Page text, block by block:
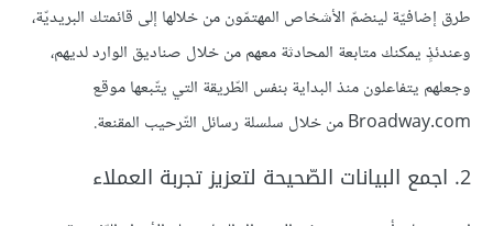
طرق إضافيّة لينضمّ الأشخاص المهتمّون من خلالها إلى قائمتك البريديّة،
وعندئذٍ يمكنك متابعة المحادثة معهم من خلال صناديق الوارد لديهم،
وجعلهم يتفاعلون منذ البداية بنفس الطّريقة التي يتّبعها موقع
Broadway.com من خلال سلسلة رسائل التّرحيب المقنعة.
2. اجمع البيانات الصّحيحة لتعزيز تجربة العملاء